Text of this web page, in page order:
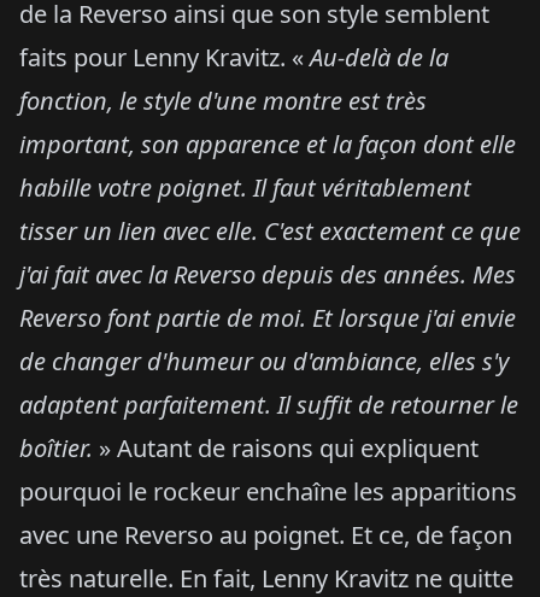
de la Reverso ainsi que son style semblent
faits pour Lenny Kravitz. «Au-delà de la
fonction, le style d'une montre est très
important, son apparence et la façon dont elle
habille votre poignet. Il faut véritablement
tisser un lien avec elle. C'est exactement ce que
j'ai fait avec la Reverso depuis des années. Mes
Reverso font partie de moi. Et lorsque j'ai envie
de changer d'humeur ou d'ambiance, elles s'y
adaptent parfaitement. Il suffit de retourner le
boîtier. » Autant de raisons qui expliquent
pourquoi le rockeur enchaîne les apparitions
avec une Reverso au poignet. Et ce, de façon
très naturelle. En fait, Lenny Kravitz ne quitte